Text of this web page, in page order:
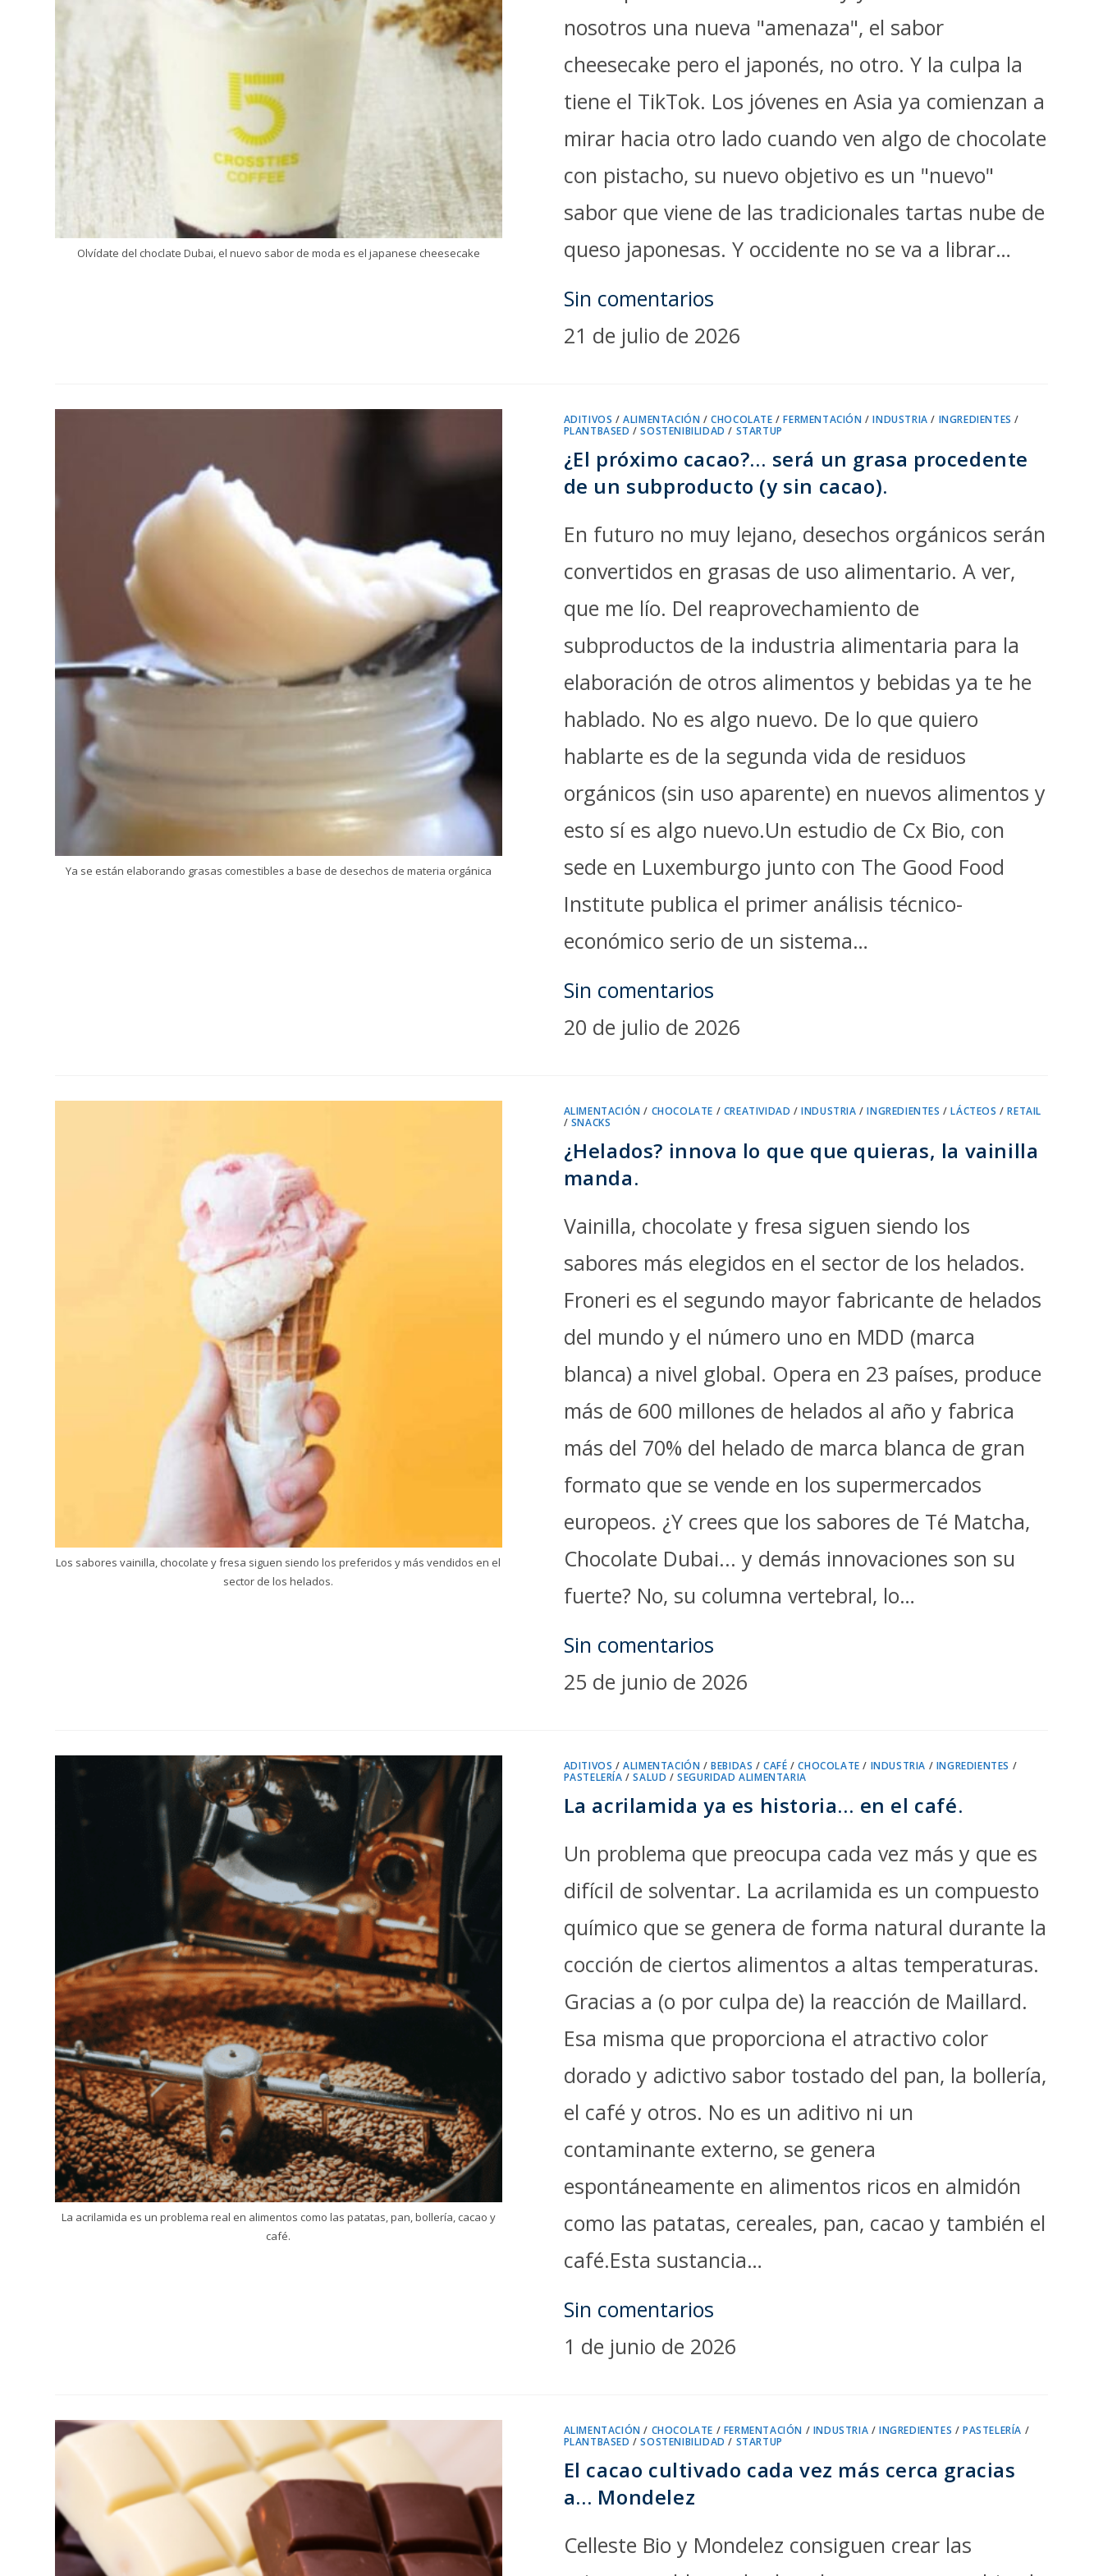
Olvídate del choclate Dubai, el nuevo sabor de moda es el japanese cheesecake
nosotros una nueva "amenaza", el sabor
cheesecake pero el japonés, no otro. Y la culpa la
tiene el TikTok. Los jóvenes en Asia ya comienzan a
mirar hacia otro lado cuando ven algo de chocolate
con pistacho, su nuevo objetivo es un "nuevo"
sabor que viene de las tradicionales tartas nube de
queso japonesas. Y occidente no se va a librar…
Sin comentarios
21 de julio de 2026
Ya se están elaborando grasas comestibles a base de desechos de materia orgánica
ADITIVOS /ALIMENTACIÓN /CHOCOLATE /FERMENTACIÓN /INDUSTRIA / INGREDIENTES /
PLANTBASED /SOSTENIBILIDAD / STARTUP
¿El próximo cacao?… será un grasa procedente
de un subproducto (y sin cacao).
En futuro no muy lejano, desechos orgánicos serán
convertidos en grasas de uso alimentario. A ver,
que me lío. Del reaprovechamiento de
subproductos de la industria alimentaria para la
elaboración de otros alimentos y bebidas ya te he
hablado. No es algo nuevo. De lo que quiero
hablarte es de la segunda vida de residuos
orgánicos (sin uso aparente) en nuevos alimentos y
esto sí es algo nuevo.Un estudio de Cx Bio, con
sede en Luxemburgo junto con The Good Food
Institute publica el primer análisis técnico-
económico serio de un sistema…
Sin comentarios
20 de julio de 2026
Los sabores vainilla, chocolate y fresa siguen siendo los preferidos y más vendidos en el
sector de los helados.
ALIMENTACIÓN / CHOCOLATE / CREATIVIDAD /INDUSTRIA /INGREDIENTES /LÁCTEOS /RETAIL
/ SNACKS
¿Helados? innova lo que que quieras, la vainilla
manda.
Vainilla, chocolate y fresa siguen siendo los
sabores más elegidos en el sector de los helados.
Froneri es el segundo mayor fabricante de helados
del mundo y el número uno en MDD (marca
blanca) a nivel global. Opera en 23 países, produce
más de 600 millones de helados al año y fabrica
más del 70% del helado de marca blanca de gran
formato que se vende en los supermercados
europeos. ¿Y crees que los sabores de Té Matcha,
Chocolate Dubai... y demás innovaciones son su
fuerte? No, su columna vertebral, lo…
Sin comentarios
25 de junio de 2026
La acrilamida es un problema real en alimentos como las patatas, pan, bollería, cacao y
café.
ADITIVOS /ALIMENTACIÓN /BEBIDAS /CAFÉ /CHOCOLATE / INDUSTRIA / INGREDIENTES /
PASTELERÍA /SALUD /SEGURIDAD ALIMENTARIA
La acrilamida ya es historia… en el café.
Un problema que preocupa cada vez más y que es
difícil de solventar. La acrilamida es un compuesto
químico que se genera de forma natural durante la
cocción de ciertos alimentos a altas temperaturas.
Gracias a (o por culpa de) la reacción de Maillard.
Esa misma que proporciona el atractivo color
dorado y adictivo sabor tostado del pan, la bollería,
el café y otros. No es un aditivo ni un
contaminante externo, se genera
espontáneamente en alimentos ricos en almidón
como las patatas, cereales, pan, cacao y también el
café.Esta sustancia…
Sin comentarios
1 de junio de 2026
ALIMENTACIÓN / CHOCOLATE / FERMENTACIÓN / INDUSTRIA / INGREDIENTES / PASTELERÍA /
PLANTBASED /SOSTENIBILIDAD / STARTUP
El cacao cultivado cada vez más cerca gracias
a… Mondelez
Celleste Bio y Mondelez consiguen crear las